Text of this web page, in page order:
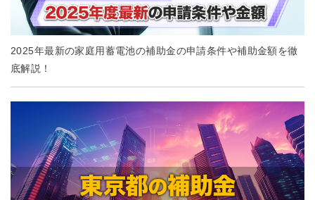
2025年最新の家庭用蓄電池の補助金の申請条件や補助金額を徹
底解説！